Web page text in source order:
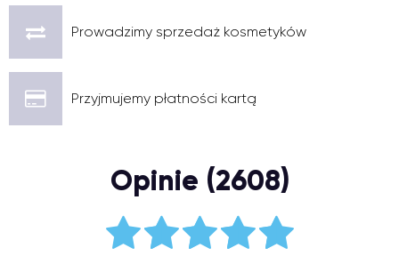
Prowadzimy sprzedaż kosmetyków
Przyjmujemy płatności kartą
Opinie (2608)